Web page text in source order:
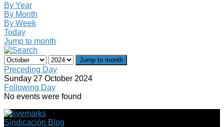
By Year
By Month
By Week
Today
Jump to month
Jump to month
Preceding Day
Sunday 27 October 2024
Following Day
No events were found
Sindicación Blog